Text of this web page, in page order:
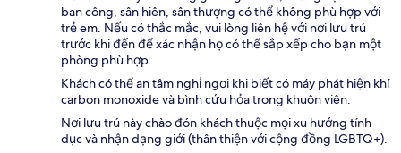
ban công, sân hiên, sân thượng có thể không phù hợp với
trẻ em. Nếu có thắc mắc, vui lòng liên hệ với nơi lưu trú
trước khi đến để xác nhận họ có thể sắp xếp cho bạn một
phòng phù hợp.
Khách có thể an tâm nghỉ ngơi khi biết có máy phát hiện khí
carbon monoxide và bình cứu hỏa trong khuôn viên.
Nơi lưu trú này chào đón khách thuộc mọi xu hướng tính
dục và nhận dạng giới (thân thiện với cộng đồng LGBTQ+).